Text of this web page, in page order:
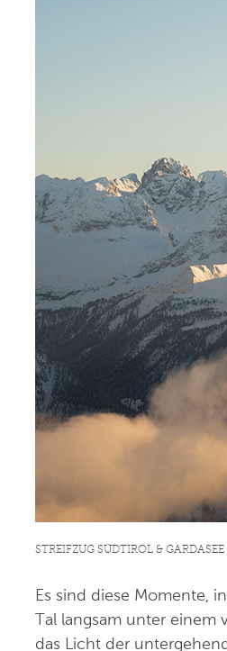
STREIFZUG SÜDTIROL &
Es sind diese Momente,
Tal langsam unter
das Licht der